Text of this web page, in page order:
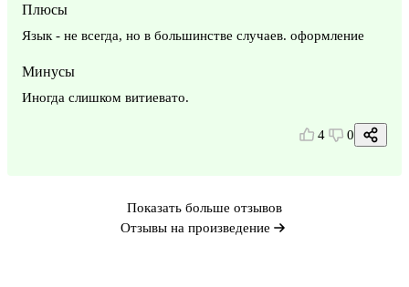
Плюсы
Язык - не всегда, но в большинстве случаев. оформление
Минусы
Иногда слишком витиевато.
4 0
Показать больше отзывов
Отзывы на произведение